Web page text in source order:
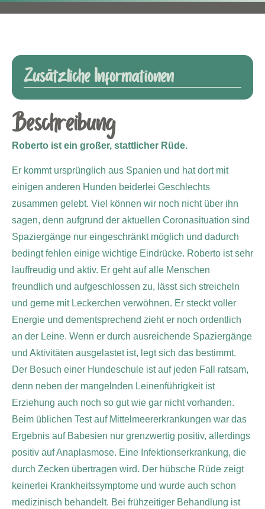
Zusätzliche Informationen
Beschreibung
Roberto ist ein großer, stattlicher Rüde.
Er kommt ursprünglich aus Spanien und hat dort mit
einigen anderen Hunden beiderlei Geschlechts
zusammen gelebt. Viel können wir noch nicht über ihn
sagen, denn aufgrund der aktuellen Coronasituation sind
Spaziergänge nur eingeschränkt möglich und dadurch
bedingt fehlen einige wichtige Eindrücke. Roberto ist sehr
lauffreudig und aktiv. Er geht auf alle Menschen
freundlich und aufgeschlossen zu, lässt sich streicheln
und gerne mit Leckerchen verwöhnen. Er steckt voller
Energie und dementsprechend zieht er noch ordentlich
an der Leine. Wenn er durch ausreichende Spaziergänge
und Aktivitäten ausgelastet ist, legt sich das bestimmt.
Der Besuch einer Hundeschule ist auf jeden Fall ratsam,
denn neben der mangelnden Leinenführigkeit ist
Erziehung auch noch so gut wie gar nicht vorhanden.
Beim üblichen Test auf Mittelmeererkrankungen war das
Ergebnis auf Babesien nur grenzwertig positiv, allerdings
positiv auf Anaplasmose. Eine Infektionserkrankung, die
durch Zecken übertragen wird. Der hübsche Rüde zeigt
keinerlei Krankheitssymptome und wurde auch schon
medizinisch behandelt. Bei frühzeitiger Behandlung ist